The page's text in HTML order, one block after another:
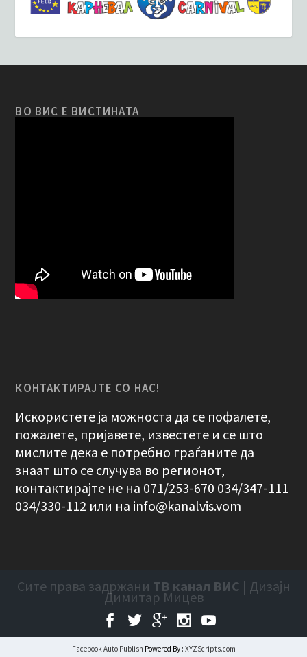
ВО ВИС Е ВИСТИНАТА
КОНТАКТИРАЈТЕ СО НАС!
Искористете ја можноста да се пофалете,
пожалете, пријавете, известете и се што
мислите дека е потребно граѓаните да
знаат што се случува во регионот,
контактирајте не на 071/253-670 034/347-111
034/330-112 или на info@kanalvis.vom
Сите права задржани ТВ канал ВИС | Дизајн
Димитар Мицев
Facebook Auto Publish Powered By : XYZScripts.com